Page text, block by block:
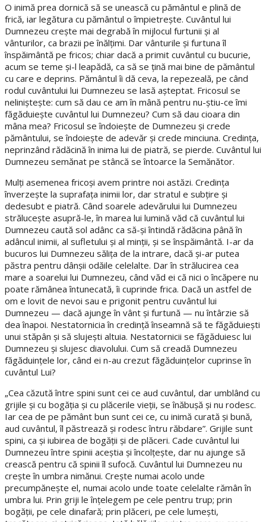
O inimă prea dornică să se unească cu pământul e plină de
frică, iar legătura cu pământul o împietreşte. Cuvântul lui
Dumnezeu creşte mai degrabă în mijlocul furtunii şi al
vânturilor, ca brazii pe înălţimi. Dar vânturile şi furtuna îl
înspăimântă pe fricos; chiar dacă a primit cuvântul cu bucurie,
acum se teme şi-l leapădă, ca să se ţină mai bine de pământul
cu care e deprins. Pământul îi dă ceva, la repezeală, pe când
rodul cuvântului lui Dumnezeu se lasă aşteptat. Fricosul se
nelinişteşte: cum să dau ce am în mână pentru nu-ştiu-ce îmi
făgăduieşte cuvântul lui Dumnezeu? Cum să dau cioara din
mâna mea? Fricosul se îndoieşte de Dumnezeu şi crede
pământului, se îndoieşte de adevăr şi crede minciuna. Credinţa,
neprinzând rădăcină în inima lui de piatră, se pierde. Cuvântul lui
Dumnezeu semănat pe stâncă se întoarce la Semănător.
Mulţi asemenea fricoşi avem printre noi astăzi. Credinţa
înverzeşte la suprafaţa inimii lor, dar stratul e subţire şi
dedesubt e piatră. Când soarele adevărului lui Dumnezeu
străluceşte asupră-le, în marea lui lumină văd că cuvântul lui
Dumnezeu caută sol adânc ca să-şi întindă rădăcina până în
adâncul inimii, al sufletului şi al minţii, şi se înspăimântă. I-ar da
bucuros lui Dumnezeu săliţa de la intrare, dacă şi-ar putea
păstra pentru dânşii odăile celelalte. Dar în strălucirea cea
mare a soarelui lui Dumnezeu, când văd ei că nici o încăpere nu
poate rămânea întunecată, îi cuprinde frica. Dacă un astfel de
om e lovit de nevoi sau e prigonit pentru cuvântul lui
Dumnezeu — dacă ajunge în vânt şi furtună — nu întârzie să
dea înapoi. Nestatornicia în credinţă înseamnă să te făgăduieşti
unui stăpân şi să slujeşti altuia. Nestatornicii se făgăduiesc lui
Dumnezeu şi slujesc diavolului. Cum să creadă Dumnezeu
făgăduinţele lor, când ei n-au crezut făgăduinţelor cuprinse în
cuvântul Lui?
„Cea căzută între spini sunt cei ce aud cuvântul, dar umblând cu
grijile şi cu bogăţia şi cu plăcerile vieţii, se înăbuşă şi nu rodesc.
Iar cea de pe pământ bun sunt cei ce, cu inimă curată şi bună,
aud cuvântul, îl păstrează şi rodesc întru răbdare”. Grijile sunt
spini, ca şi iubirea de bogăţii şi de plăceri. Cade cuvântul lui
Dumnezeu între spinii aceştia şi încolţeşte, dar nu ajunge să
crească pentru că spinii îl sufocă. Cuvântul lui Dumnezeu nu
creşte în umbra nimănui. Creşte numai acolo unde
precumpăneşte el, numai acolo unde toate celelalte rămân în
umbra lui. Prin griji le înţelegem pe cele pentru trup; prin
bogăţii, pe cele dinafară; prin plăceri, pe cele lumeşti,